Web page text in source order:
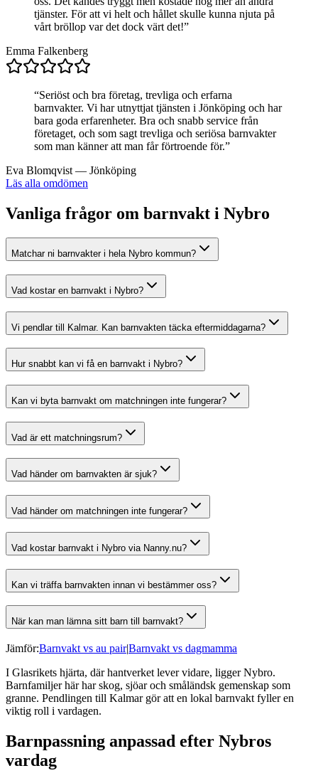
tjänster. För att vi helt och hållet skulle kunna njuta på
vårt bröllop var det dock värt det!”
Emma Falkenberg
“Seriöst och bra företag, trevliga och erfarna
barnvakter. Vi har utnyttjat tjänsten i Jönköping och har
bara goda erfarenheter. Bra och snabb service från
företaget, och som sagt trevliga och seriösa barnvakter
som man känner att man får förtroende för.”
Eva Blomqvist — Jönköping
Läs alla omdömen
Vanliga frågor om barnvakt i Nybro
Matchar ni barnvakter i hela Nybro kommun?
Vad kostar en barnvakt i Nybro?
Vi pendlar till Kalmar. Kan barnvakten täcka eftermiddagarna?
Hur snabbt kan vi få en barnvakt i Nybro?
Kan vi byta barnvakt om matchningen inte fungerar?
Vad är ett matchningsrum?
Vad händer om barnvakten är sjuk?
Vad händer om matchningen inte fungerar?
Vad kostar barnvakt i Nybro via Nanny.nu?
Kan vi träffa barnvakten innan vi bestämmer oss?
När kan man lämna sitt barn till barnvakt?
Jämför:Barnvakt vs au pair|Barnvakt vs dagmamma
I Glasrikets hjärta, där hantverket lever vidare, ligger Nybro.
Barnfamiljer här har skog, sjöar och småländsk gemenskap som
granne. Pendlingen till Kalmar gör att en lokal barnvakt fyller en
viktig roll i vardagen.
Barnpassning anpassad efter Nybros
vardag